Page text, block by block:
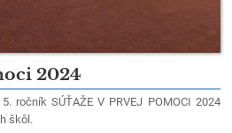
2024
ročník SÚŤAŽE V PRVEJ POMOCI 2024
škôl.